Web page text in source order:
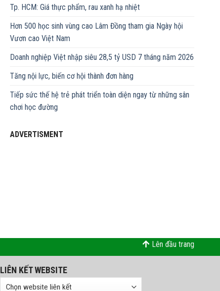
Tp. HCM: Giá thực phẩm, rau xanh hạ nhiệt
Hơn 500 học sinh vùng cao Lâm Đồng tham gia Ngày hội
Vươn cao Việt Nam
Doanh nghiệp Việt nhập siêu 28,5 tỷ USD 7 tháng năm 2026
Tăng nội lực, biến cơ hội thành đơn hàng
Tiếp sức thế hệ trẻ phát triển toàn diện ngay từ những sân
chơi học đường
ADVERTISMENT
Lên đầu trang
LIÊN KẾT WEBSITE